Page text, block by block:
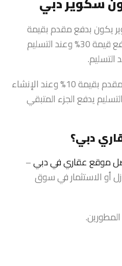
يكون بدفع مقدم بقيمة
10% وفي مرحلة البناء يتم دفع قيمة 30% وعند التسليم
وبالنسبة للشقق يدفع جزء مقدم بقيمة 10% وعند الإنشاء
10% وعند التسليم يدفع الجزء المتبقي
دبي؟
موقع عقاري في دبي–
أو الاستثمار في سوق